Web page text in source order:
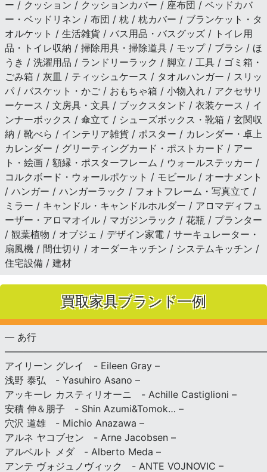
ー / クッション / クッションカバー / 座布団 / ベッドカバ
ー・ベッドリネン / 布団 / 枕 / 枕カバー / ブランケット・タ
オルケット / 生活雑貨 / バス用品・バスグッズ / トイレ用
品・トイレ収納 / 掃除用具・掃除道具 / モップ / ブラシ / ほ
うき / 洗濯用品 / ランドリーラック / 脚立 / 工具 / ゴミ箱・
ごみ箱 / 灰皿 / ティッシュケース / タオルハンガー / スリッ
パ / バスケット・かご / おもちゃ箱 / 小物入れ / アクセサリ
ーケース / 文房具・文具 / ブックスタンド / 衣装ケース / イ
ンナーボックス / 傘立て / シューズボックス・靴箱 / 玄関収
納 / 靴べら / インテリア雑貨 / ポスター / カレンダー・卓上
カレンダー / グリーティングカード・ポストカード / アー
ト・絵画 / 額縁・ポスターフレーム / ウォールステッカー /
コルクボード・ウォールポケット / モビール / オーナメント
/ ハンガー / ハンガーラック / フォトフレーム・写真立て /
ミラー / キャンドル・キャンドルホルダー / アロマディフュ
ーザー・アロマオイル / マガジンラック / 花瓶 / プランター
/ 観葉植物 / オブジェ / デザイン家電 / サーキュレーター・
扇風機 / 間仕切り / オーダーキッチン / システムキッチン /
住宅設備 / 建材
買取家具ブランド一例
— あ行
アイリーン グレイ - Eileen Gray –
浅野 泰弘 - Yasuhiro Asano –
アッキーレ カスティリオーニ - Achille Castiglioni –
安積 伸＆朋子 - Shin Azumi&Tomok… –
穴沢 道雄 - Michio Anazawa –
アルネ ヤコブセン - Arne Jacobsen –
アルベルト メダ - Alberto Meda –
アンテ ヴォジュノヴィック - ANTE VOJNOVIC –